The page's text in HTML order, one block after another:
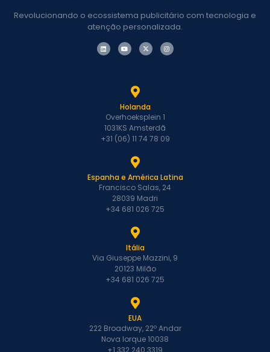
Revolucionando o ecossistema publicitário com tecnologia e
atenção personalizada.
Holanda
Overhoeksplein 1
1031KS Amsterdã
+31 (06) 11 74 78 09
Espanha e América Latina
Francisco Salas, 24
28039 Madri
+34 681 026 725
Itália
Via Giuseppe Mazzini, 9
20123 Milão
+34 681 026 725
EUA
222 Broadway, 22º Andar
Nova Iorque 10038
+1 332 240 3319